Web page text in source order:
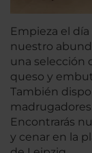
Empieza el
nuestro
una selección
queso y
También
madrugadores.
Encontrarás
y cenar en la